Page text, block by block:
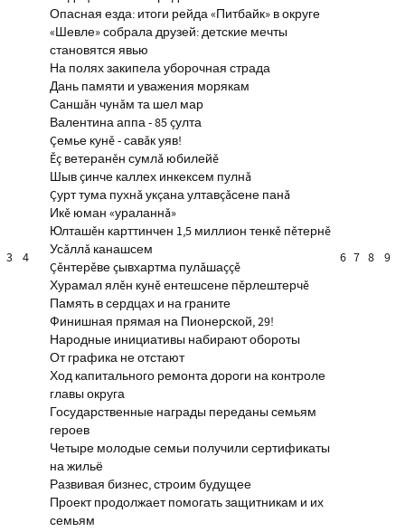
3 4
Опасная езда: итоги рейда «Питбайк» в округе
«Шевле» собрала друзей: детские мечты
становятся явью
На полях закипела уборочная страда
Дань памяти и уважения морякам
Саншăн чунăм та шел мар
Валентина аппа - 85 çулта
Çемье кунĕ - савăк уяв!
Ĕç ветеранĕн сумлă юбилейĕ
Шыв çинче каллех инкексем пулнă
Çурт тума пухнă укçана ултавçăсене панă
Икĕ юман «ураланнă»
Юлташĕн карттинчен 1,5 миллион тенкĕ пĕтернĕ
Усăллă канашсем
Çĕнтерĕве çывхартма пулăшаççĕ
Хурамал ялĕн кунĕ ентешсене пĕрлештерчĕ
Память в сердцах и на граните
Финишная прямая на Пионерской, 29!
Народные инициативы набирают обороты
От графика не отстают
Ход капитального ремонта дороги на контроле
главы округа
Государственные награды переданы семьям
героев
Четыре молодые семьи получили сертификаты
на жильё
Развивая бизнес, строим будущее
Проект продолжает помогать защитникам и их
семьям
6 7 8 9